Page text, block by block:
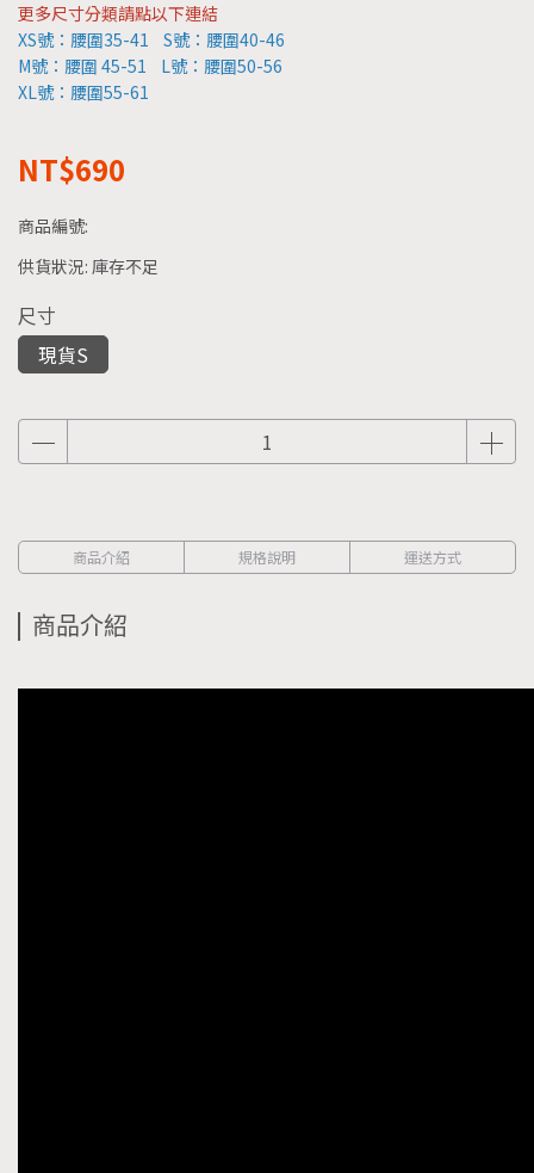
更多尺寸分類請點以下連結
XS號： 腰圍35-41
S號：腰圍40-46
M號： 腰圍 45-51
L號：腰圍50-56
XL號：腰圍55-61
NT$690
商品編號:
供貨狀況: 庫存不足
尺寸
現貨S
商品介紹 規格說明 運送方式
商品介紹